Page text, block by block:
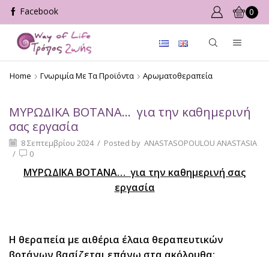
0
Home Γνωριμία Με Τα Προϊόντα Αρωματοθεραπεία
ΜΥΡΩΔΙΚΑ ΒΟΤΑΝΑ… για την καθημερινή
σας εργασία
8 Σεπτεμβρίου 2024 / Posted by ANASTASOPOULOU ANASTASIA
/
0
ΜΥΡΩΔΙΚΑ ΒΟΤΑΝΑ… για την καθημερινή σας
εργασία
Η θεραπεία με αιθέρια έλαια θεραπευτικών